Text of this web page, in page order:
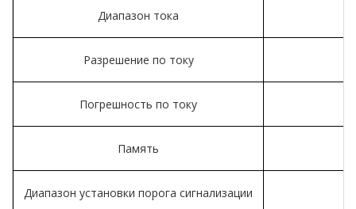
Диапазон тока
Разрешение по току
Погрешность по току
Память
Диапазон установки порога сигнализации